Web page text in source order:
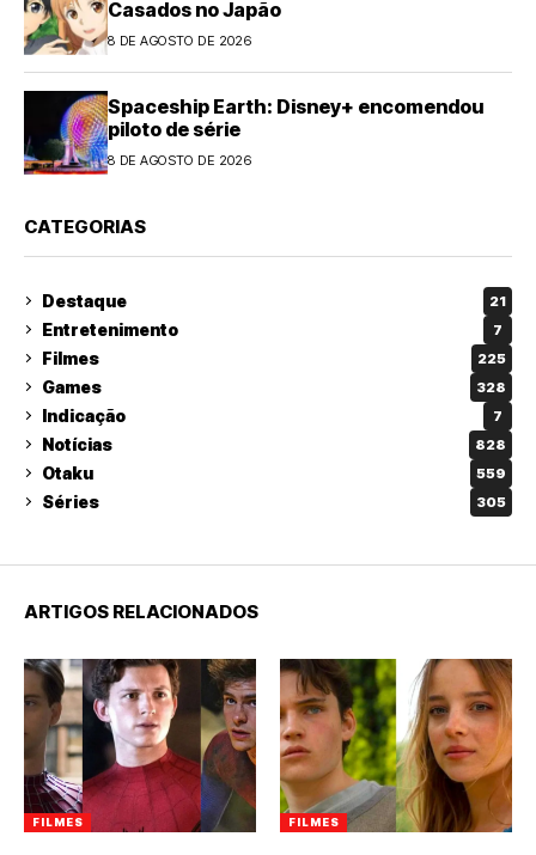
Casados no Japão
8 DE AGOSTO DE 2026
Spaceship Earth: Disney+ encomendou
piloto de série
8 DE AGOSTO DE 2026
CATEGORIAS
Destaque 21
Entretenimento 7
Filmes 225
Games 328
Indicação 7
Notícias 828
Otaku 559
Séries 305
ARTIGOS RELACIONADOS
FILMES FILMES